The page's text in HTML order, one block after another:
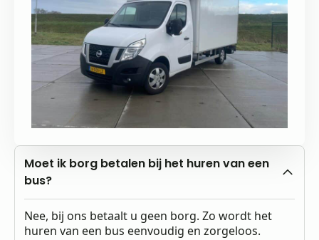
Moet ik borg betalen bij het huren van een
bus?
Nee, bij ons betaalt u geen borg. Zo wordt het
huren van een bus eenvoudig en zorgeloos.